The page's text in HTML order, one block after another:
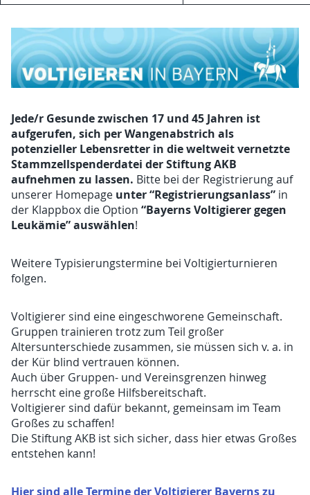
Jede/r Gesunde zwischen 17 und 45 Jahren ist
aufgerufen, sich per Wangenabstrich als
potenzieller Lebensretter in die weltweit vernetzte
Stammzellspenderdatei der Stiftung AKB
aufnehmen zu lassen. Bitte bei der Registrierung auf
unserer Homepage unter “Registrierungsanlass” in
der Klappbox die Option “Bayerns Voltigierer gegen
Leukämie” auswählen!
Weitere Typisierungstermine bei Voltigierturnieren
folgen.
Voltigierer sind eine eingeschworene Gemeinschaft.
Gruppen trainieren trotz zum Teil großer
Altersunterschiede zusammen, sie müssen sich v. a. in
der Kür blind vertrauen können.
Auch über Gruppen- und Vereinsgrenzen hinweg
herrscht eine große Hilfsbereitschaft.
Voltigierer sind dafür bekannt, gemeinsam im Team
Großes zu schaffen!
Die Stiftung AKB ist sich sicher, dass hier etwas Großes
entstehen kann!
Hier sind alle Termine der Voltigierer Bayerns zu